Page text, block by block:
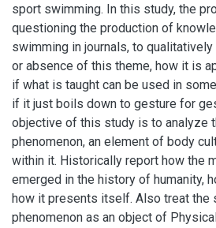
sport swimming. In this study, the
questioning the production of
swimming in journals, to
or absence of this theme, how it is
if what is taught can be used in
if it just boils down to gesture for
objective of this study is to analyze
phenomenon, an element of body
within it. Historically report how the
emerged in the history of humanity,
how it presents itself. Also treat the
phenomenon as an object of